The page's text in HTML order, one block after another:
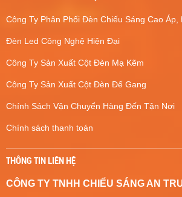
Công Ty Phân Phối Đèn Chiếu Sáng Cao Áp,
Đèn Led Công Nghệ Hiện Đại
Công Ty Sản Xuất Cột Đèn Mạ Kẽm
Công Ty Sản Xuất Cột Đèn Đế Gang
Chính Sách Vận Chuyển Hàng Đến Tận Nơi
Chính sách thanh toán
THÔNG TIN LIÊN HỆ
CÔNG TY TNHH CHIẾU SÁNG AN